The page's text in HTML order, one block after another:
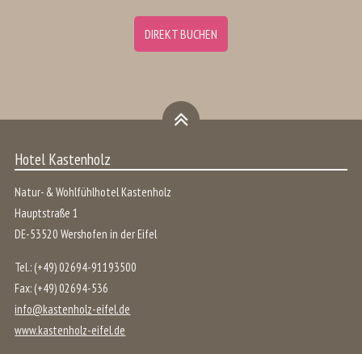
DIREKT BUCHEN
Hotel Kastenholz
Natur- & Wohlfühlhotel Kastenholz
Hauptstraße 1
DE-53520 Wershofen in der Eifel
Tel.: (+49) 02694-91193500
Fax: (+49) 02694-536
info@kastenholz-eifel.de
www.kastenholz-eifel.de